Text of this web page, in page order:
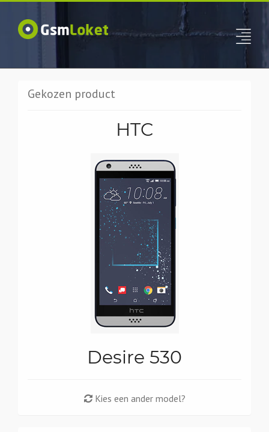
Gekozen product
HTC
Desire 530
Kies een ander model?